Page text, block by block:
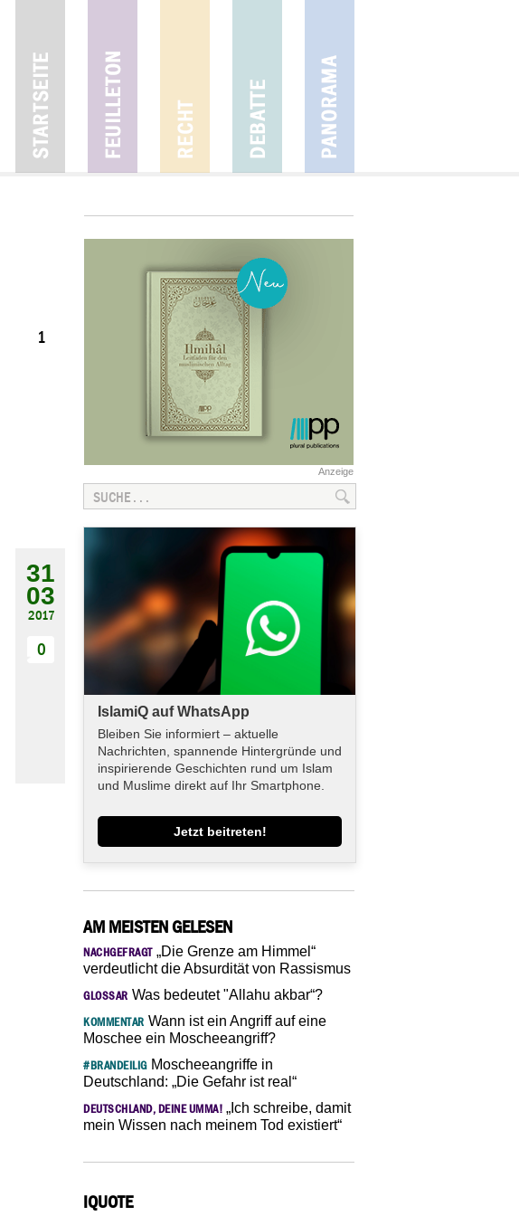
1
31
03
2017
0
Anzeige
IslamiQ auf WhatsApp
Bleiben Sie informiert – aktuelle
Nachrichten, spannende Hintergründe und
inspirierende Geschichten rund um Islam
und Muslime direkt auf Ihr Smartphone.
Jetzt beitreten!
AM MEISTEN GELESEN
NACHGEFRAGT„Die Grenze am Himmel“
verdeutlicht die Absurdität von Rassismus
GLOSSAR Was bedeutet "Allahu akbar“?
KOMMENTAR Wann ist ein Angriff auf eine
Moschee ein Moscheeangriff?
#BRANDEILIGMoscheeangriffe in
Deutschland: „Die Gefahr ist real“
DEUTSCHLAND, DEINE UMMA! „Ich schreibe, damit
mein Wissen nach meinem Tod existiert“
IQUOTE